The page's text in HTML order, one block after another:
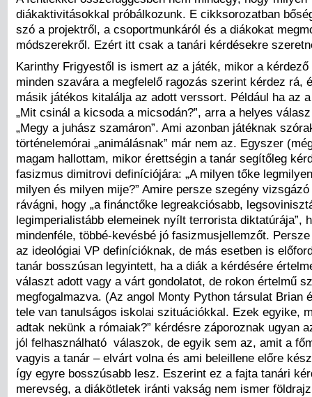
diákaktivitásokkal próbálkozunk. E cikksorozatban
szó a projektről, a csoportmunkáról és a diákokat
módszerekről. Ezért itt csak a tanári kérdésekre
Karinthy Frigyestől is ismert az a játék, mikor a
minden szavára a megfelelő ragozás szerint kérdez rá,
másik játékos kitalálja az adott verssort. Például ha az
„Mit csinál a kicsoda a micsodán?”, arra a helyes
„Megy a juhász szamáron”. Ami azonban játéknak
történelemórai „animálásnak” már nem az. Egyszer
magam hallottam, mikor érettségin a tanár segítőleg
fasizmus dimitrovi definíciójára: „A milyen tőke
milyen és milyen mije?” Amire persze szegény
rávágni, hogy „a finánctőke legreakciósabb,
legimperialistább elemeinek nyílt terrorista diktatúrája”,
mindenféle, többé-kevésbé jó fasizmusjellemzőt.
az ideológiai VP definícióknak, de más esetben is
tanár bosszúsan legyintett, ha a diák a kérdésére
választ adott vagy a várt gondolatot, de rokon értelmű
megfogalmazva. (Az angol Monty Python társulat Brian
tele van tanulságos iskolai szituációkkal. Ezek egyike,
adtak nekünk a rómaiak?” kérdésre záporoznak ugyan
jól felhasználható válaszok, de egyik sem az, amit a
vagyis a tanár – elvárt volna és ami beleillene előre
így egyre bosszúsabb lesz. Eszerint ez a fajta tanári
merevség, a diákötletek iránti vakság nem ismer